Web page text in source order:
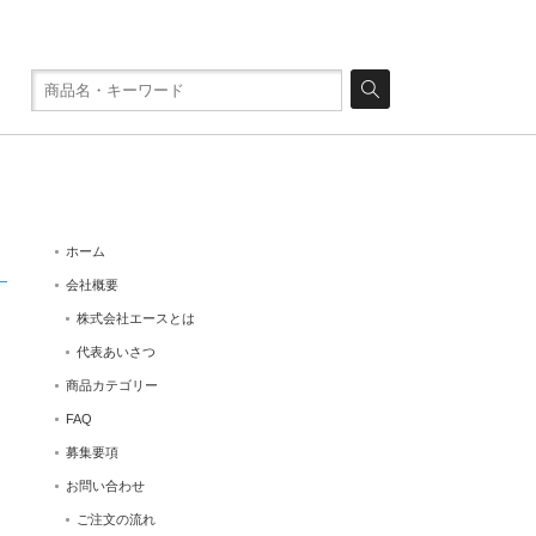
ホーム
会社概要
株式会社エースとは
代表あいさつ
商品カテゴリー
FAQ
募集要項
お問い合わせ
ご注文の流れ